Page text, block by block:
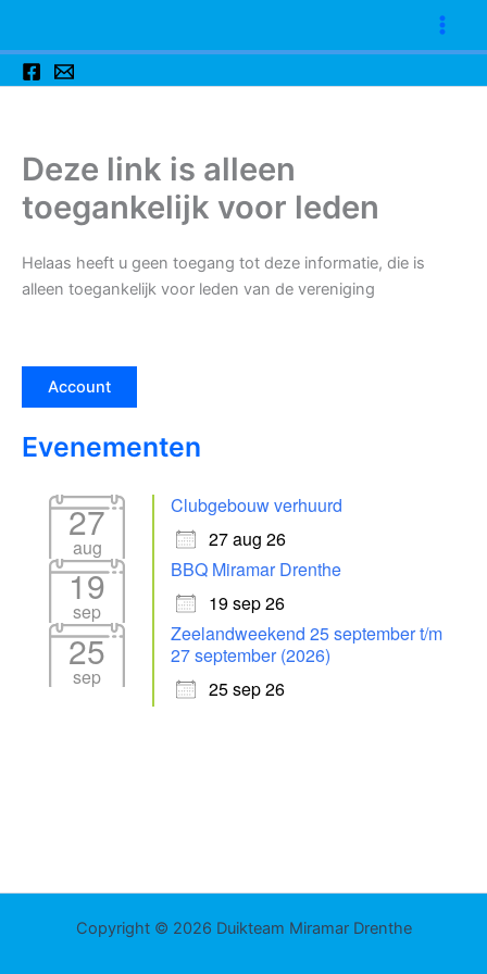
inhoud
Deze link is alleen
toegankelijk voor leden
Helaas heeft u geen toegang tot deze informatie, die is
alleen toegankelijk voor leden van de vereniging
Account
Evenementen
27
aug
Clubgebouw verhuurd
27 aug 26
19
sep
BBQ Miramar Drenthe
19 sep 26
25
sep
Zeelandweekend 25 september t/m
27 september (2026)
25 sep 26
Copyright © 2026 Duikteam Miramar Drenthe